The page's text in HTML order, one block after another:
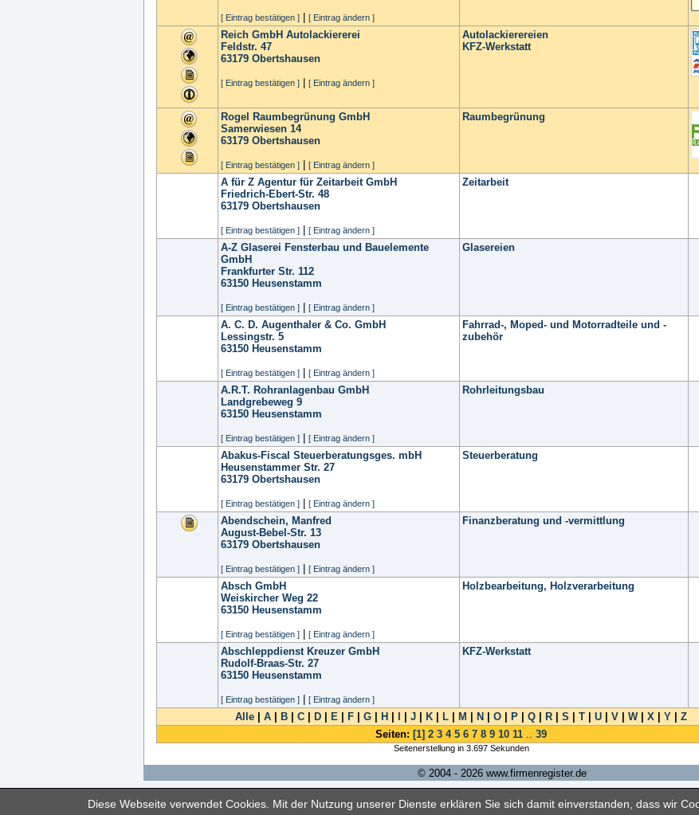
Diese Webseite verwendet Cookies. Mit der Nutzung unserer Dienste erklären Sie sich damit einverstanden, dass wir
[ Eintrag bestätigen ] [ Eintrag ändern ]
Reich GmbH Autolackiererei
Feldstr. 47
63179 Obertshausen
[ Eintrag bestätigen ] [ Eintrag ändern ]
Autolackierereien
KFZ-Werkstatt
Rogel Raumbegrünung GmbH
Samerwiesen 14
63179 Obertshausen
[ Eintrag bestätigen ] [ Eintrag ändern ]
Raumbegrünung
A für Z Agentur für Zeitarbeit GmbH
Friedrich-Ebert-Str. 48
63179 Obertshausen
[ Eintrag bestätigen ] [ Eintrag ändern ]
Zeitarbeit
A-Z Glaserei Fensterbau und Bauelemente
GmbH
Frankfurter Str. 112
63150 Heusenstamm
[ Eintrag bestätigen ] [ Eintrag ändern ]
Glasereien
A. C. D. Augenthaler & Co. GmbH
Lessingstr. 5
63150 Heusenstamm
[ Eintrag bestätigen ] [ Eintrag ändern ]
Fahrrad-, Moped- und Motorradteile und -
zubehör
A.R.T. Rohranlagenbau GmbH
Landgrebeweg 9
63150 Heusenstamm
[ Eintrag bestätigen ] [ Eintrag ändern ]
Rohrleitungsbau
Abakus-Fiscal Steuerberatungsges. mbH
Heusenstammer Str. 27
63179 Obertshausen
[ Eintrag bestätigen ] [ Eintrag ändern ]
Steuerberatung
Abendschein, Manfred
August-Bebel-Str. 13
63179 Obertshausen
[ Eintrag bestätigen ] [ Eintrag ändern ]
Finanzberatung und -vermittlung
Absch GmbH
Weiskircher Weg 22
63150 Heusenstamm
[ Eintrag bestätigen ] [ Eintrag ändern ]
Holzbearbeitung, Holzverarbeitung
Abschleppdienst Kreuzer GmbH
Rudolf-Braas-Str. 27
63150 Heusenstamm
[ Eintrag bestätigen ] [ Eintrag ändern ]
KFZ-Werkstatt
Alle A B C D E F G H J K L M N O P Q R S T U V W| X Y
Z
Seiten: [1] 2 3 4 5 6 7 8 9 10 11 .. 39
Seitenerstellung in 3.697 Sekunden
© 2004 - 2026 www.firmenregister.de